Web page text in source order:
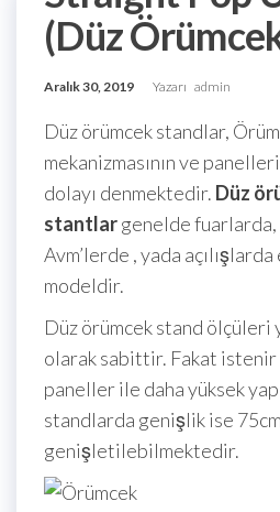
(Düz
Aralık 30, 2019 Yazarı admin
Düz örümcek standlar,
mekanizmasının ve
dolayı denmektedir. Düz
stantlargenelde fuarlarda,
Avm’lerde , yada
modeldir.
Düz örümcek stand ölçüleri
olarak sabittir. Fakat istenir
paneller ile daha yüksek
standlarda genişlik ise
genişletilebilmektedir.